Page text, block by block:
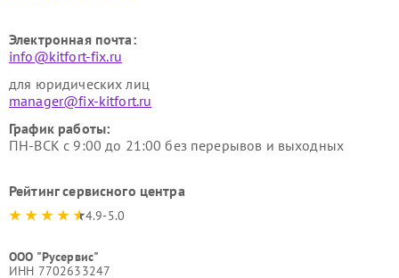
Электронная почта:
info@kitfort-fix.ru
для юридических лиц
manager@fix-kitfort.ru
График работы:
ПН-ВСК с 9:00 до 21:00 без перерывов и выходных
Рейтинг сервисного центра
4.9-5.0
ООО "Русервис"
ИНН 7702633247